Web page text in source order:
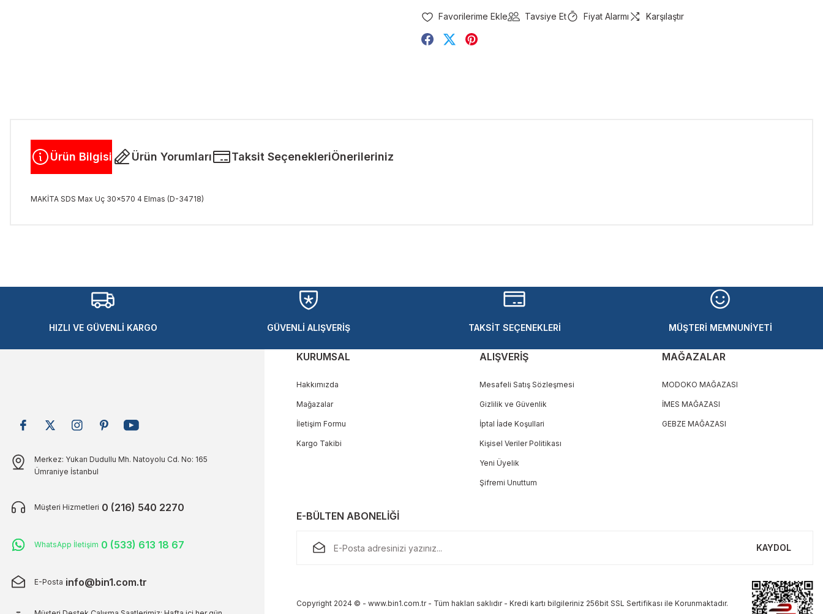
Tavsiye Et Fiyat Alarmı Karşılaştır
Ürün Bilgisi Ürün Yorumları Taksit SeçenekleriÖnerileriniz
MAKİTA SDS Max Uç 30x570 4 Elmas (D-34718)
Yorum Yaz
Ürün açıklamasında eksik bilgiler bulunuyor.
Ürün bilgilerinde hatalar bulunuyor.
Ürün fiyatı diğer sitelerden daha pahalı.
HIZLI VE GÜVENLİ KARGO GÜVENLİ ALIŞVERİŞ TAKSİT SEÇENEKLERİ MÜŞTERİ MEMNUNİYETİ
Merkez: Yukarı Dudullu Mh. Natoyolu Cd. No: 165
Ümraniye İstanbul
Müşteri Hizmetleri 0 (216) 540 2270
WhatsApp İletişim 0 (533) 613 18 67
E-Posta info@bin1.com.tr
KURUMSAL
Hakkımızda
Mağazalar
İletişim Formu
Kargo Takibi
ALIŞVERİŞ
Mesafeli Satış Sözleşmesi
Gizlilik ve Güvenlik
İptal İade Koşullari
Kişisel Veriler Politikası
Yeni Üyelik
Şifremi Unuttum
MAĞAZALAR
MODOKO MAĞAZASI
İMES MAĞAZASI
GEBZE MAĞAZASI
E-BÜLTEN ABONELİĞİ
KAYDOL
Copyright 2024 © - www.bin1.com.tr - Tüm hakları saklıdır - Kredi kartı bilgileriniz 256bit SSL Sertifikası ile Korunmaktadır.